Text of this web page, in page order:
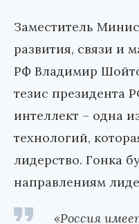
Заместитель
развития, связи и
РФ Владимир
тезис президента
интеллект – одна
технологий,
лидерство. Гонка
направлениям
«Россия